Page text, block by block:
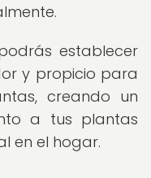
establecer
y propicio para
creando un
a tus plantas
en el hogar.